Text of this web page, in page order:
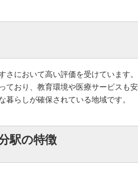
さにおいて高い評価を受けています
ており、教育環境や医療サービスも
暮らしが確保されている地域です。
駅の特徴